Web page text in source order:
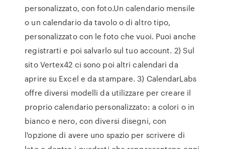
personalizzato, con foto.Un calendario mensile
o un calendario da tavolo o di altro tipo,
personalizzato con le foto che vuoi. Puoi anche
registrarti e poi salvarlo sul tuo account. 2) Sul
sito Vertex42 ci sono poi altri calendari da
aprire su Excel e da stampare. 3) CalendarLabs
offre diversi modelli da utilizzare per creare il
proprio calendario personalizzato: a colori o in
bianco e nero, con diversi disegni, con
l'opzione di avere uno spazio per scrivere di